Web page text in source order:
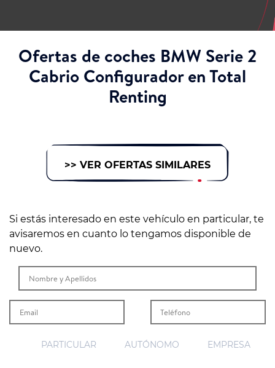
Ofertas de coches BMW Serie 2
Cabrio Configurador en Total
Renting
>> VER OFERTAS SIMILARES
Si estás interesado en este vehículo en particular, te
avisaremos en cuanto lo tengamos disponible de
nuevo.
PARTICULAR AUTÓNOMO EMPRESA